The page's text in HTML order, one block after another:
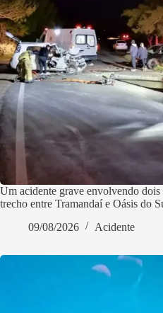
Um acidente grave envolvendo
trecho entre Tramandaí e Oásis do
09/08/2026
Acidente